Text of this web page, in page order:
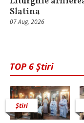
Slatina
07 Aug, 2026
TOP 6 Știri
Știri